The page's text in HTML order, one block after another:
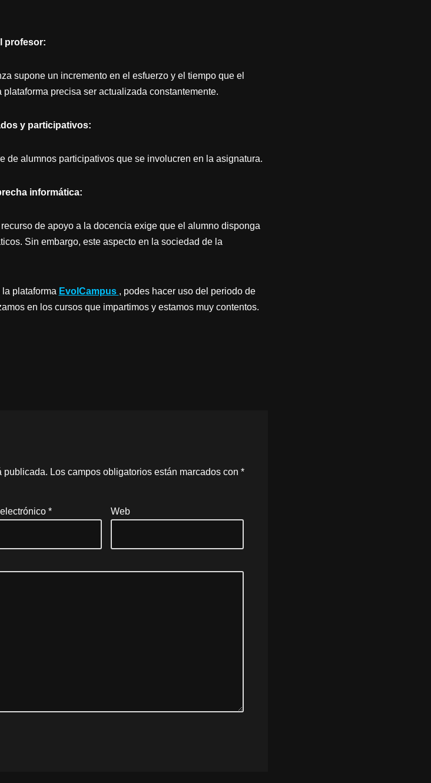
profesor:
supone un incremento en el esfuerzo y el tiempo que el
precisa ser actualizada constantemente.
y participativos:
de alumnos participativos que se involucren en la asignatura.
informática:
de apoyo a la docencia exige que el alumno disponga
Sin embargo, este aspecto en la sociedad de la
plataforma EvolCampus , podes hacer uso del periodo de
en los cursos que impartimos y estamos muy contentos.
publicada. Los campos obligatorios están marcados con *
* Web